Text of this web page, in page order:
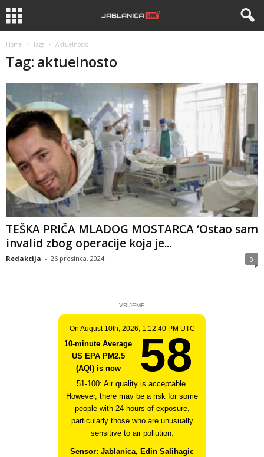
Home Tags Aktuelnosto
Tag: aktuelnosto
TEŠKA PRIČA MLADOG MOSTARCA ‘Ostao sam
invalid zbog operacije koja je...
Redakcija - 26 prosinca, 2024 0
- VRIJEME -
On August 10th, 2026, 1:12:40 PM UTC
10-minute Average
US EPA PM2.5
(AQI) is now
58
51-100: Air quality is acceptable.
However, there may be a risk for some
people with 24 hours of exposure,
particularly those who are unusually
sensitive to air pollution.
Sensor: Jablanica, Edin Salihagic